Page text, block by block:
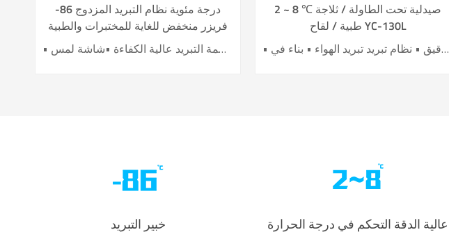
-86 درجة مئوية نظام التبريد المزدوج
فريزر منخفض للغاية للمختبرات والطبية
DW-HL780
• اثنان من أنظمة التبريد عالية الكفاءة •شاشة لمس LCD مقاس 10 بوصة • توفير العمالة القصوى • اثنان من الضواغط العاكسة •رغوة عازلة لكبار الشخصيات • 10 أنواع من وظائف التنبيه
2 ~ 8 ℃ صيدلية تحت الطاولة / ثلاجة
طبية / لقاح YC-130L
• نظام تحكم دقيق • نظام تبريد تبريد الهواء • بناء في USB datalogger • إنذارات سمعية وبصرية مثالية • تصميم عملية مريحة
خبير التبريد عالية الدقة التحكم في درجة الحرارة